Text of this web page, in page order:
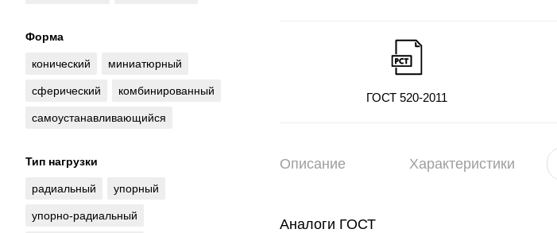
ГОСТ 520-2011
Описание Характеристики
Аналоги ГОСТ
Форма
конический миниатюрный
сферический комбинированный
самоустанавливающийся
Тип нагрузки
радиальный упорный
упорно-радиальный